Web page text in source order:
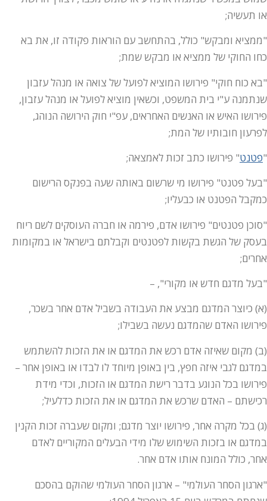
או תעשיה;
"ממציא ומבקש" כולל, בהתחשב עם הוראות פקודה זו, את בא
כחו החוקי של ממציא או מבקש שמת;
"בא כוח חוקי" פירושו המוציא לפועל של צואה או מנהל עזבון
שנתמנה ע"י בית המשפט, וכשאין מוציא לפועל או מנהל עזבון,
פירושו האיש או האנשים האחראים, עפ"י חוק הירושה הנוהג,
לפרעון חובותיו של המת;
"פטנט" פירושו כתב זכות לאמצאה;
"בעל פטנט" פירושו מי שרשום באותה שעה בפנקס הרישום
כמקבל הפטנט או כבעליו;
"סוכן פטנטים" פירושו אדם, פירמה או חברה העוסקים לשם ריוח
בעסק של הגשת בקשות לפטנטים וקבלתם בישראל או במקומות
אחרים;
"בעל מדגם חדש או מקורי", –
(א) כיוצר המדגם מבצע את העבודה בשביל אדם אחר בשכר,
פירושו האדם שהמדגם נעשה בשבילו;
(ב) מקום שאיזה אדם רכש את המדגם או את הזכות להשתמש
במדגם לגבי איזה חפץ, בין באופן מיוחד לו לבדו או באופן אחר –
פירושו בכל הנוגע בדבר רישת המדגם או הזכות, וכדי מידת
רכישתם – האדם שרכש את המדגם או את הזכות כדלעיל;
(ג) בכל מקרה אחר, פירושו יוצר מדגם; ומקום שעברה זכות הקנין
במדגם או בזכות השימוש שלו מידי הבעלים המקוריים לאדם
אחר, כולל המונח אותו אדם אחר.
"ארגון הסחר העולמי" – ארגון הסחר העולמי שהוקם בהסכם